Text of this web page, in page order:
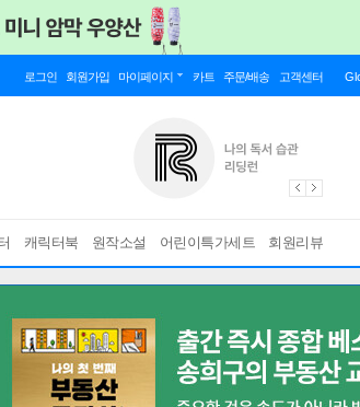
로그인 회원가입 마이페이지 카트 주문/배송 고객센터
캐릭터북 원작소설 어린이특가세트 회원리뷰